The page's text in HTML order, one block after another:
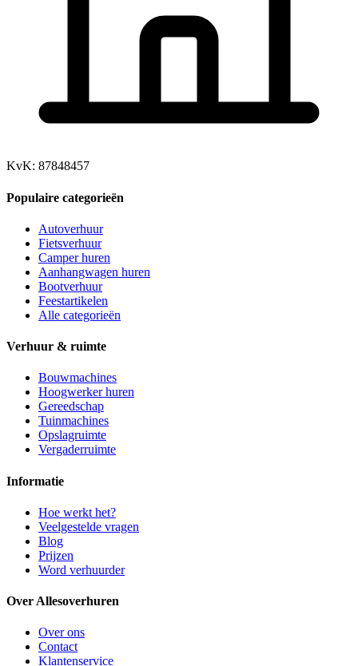
KvK: 87848457
Populaire categorieën
Autoverhuur
Fietsverhuur
Camper huren
Aanhangwagen huren
Bootverhuur
Feestartikelen
Alle categorieën
Verhuur & ruimte
Bouwmachines
Hoogwerker huren
Gereedschap
Tuinmachines
Opslagruimte
Vergaderruimte
Informatie
Hoe werkt het?
Veelgestelde vragen
Blog
Prijzen
Word verhuurder
Over Allesoverhuren
Over ons
Contact
Klantenservice